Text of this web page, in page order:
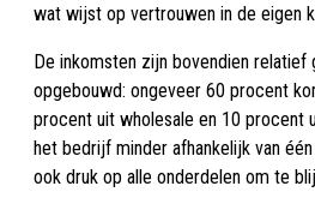
wat wijst op vertrouwen in de eigen
De inkomsten zijn bovendien relatief
opgebouwd: ongeveer 60 procent
procent uit wholesale en 10 procent
het bedrijf minder afhankelijk van
ook druk op alle onderdelen om te